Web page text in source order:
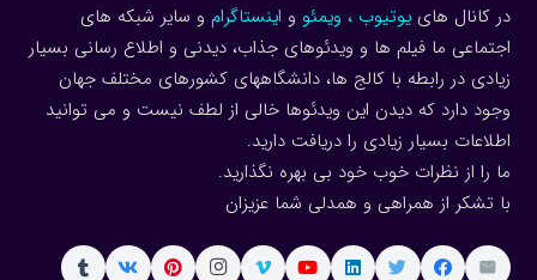
در کانال هاییوتیوب ، ویمئو و اینستاگرام و سایر شبکه های
اجتماعی ما فیلم ها و ویدئوهای جذاب، دیدنی و اطلاع رسانی بسیار
زیادی در رابطه با کالج ها، دانشگاههای کشورهای مختلف جهان
وجود دارد که دیدن این ویدئوها خالی از لطف نیست و می توانید
اطلاعات بسیار زیادی را دریافت دارید.
ما را از نظرات خوب خود بی بهره نگذارید.
با تشکر از همراهی و همدلی شما عزیزان